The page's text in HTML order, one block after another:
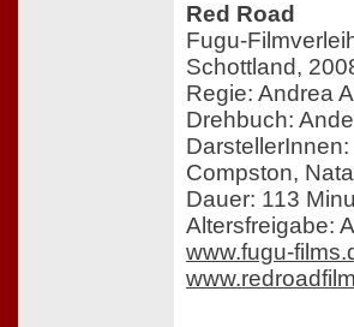
Red Road
Fugu-
Schottland,
Regie: Andrea
Drehbuch:
Compston,
Dauer: 113
Altersfreigabe:
www.fugu-